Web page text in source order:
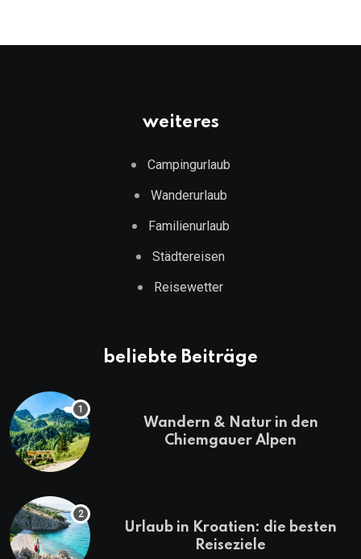
weiteres
Campingurlaub
Wanderurlaub
Familienurlaub
Städtereisen
Reisewetter
beliebte Beiträge
Wandern & Natur in den
Chiemgauer Alpen
Urlaub in Kroatien: die besten
Reiseziele